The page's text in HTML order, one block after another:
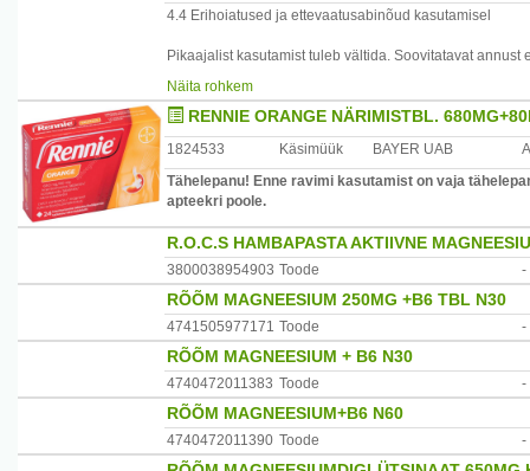
4.4 Erihoiatused ja ettevaatusabinõud kasutamisel
Pikaajalist kasutamist tuleb vältida. Soovitatavat
Neerufunktsiooni kahjustusega patsientide puhul tuleb
kaltsium- ja magneesiumkarbonaadi kasutamisel
magneesiumisisaldust. Rennie tablette ei tohi kasutada
Pikaajaline suurte annuste manustamine võib
tohi võtta koos suure koguse piima või piimatoodetega.
suurendab neerukivide tekkeriski.
Päriliku fruktoositalumatuse, glükoos-galaktoos
puudulikkusega patsiendid ei tohi seda ravimit kasutada.
Näita rohkem
RENNIE ORANGE NÄRIMISTBL.
1824533 Käsimüük BAYER UAB
Tähelepanu! Enne ravimi kasutamist on vaja
apteekri poole.
R.O.C.S HAMBAPASTA AKTIIVNE
3800038954903 Toode -
RÕÕM MAGNEESIUM 250MG +B6 TBL N30
4741505977171 Toode -
RÕÕM MAGNEESIUM + B6 N30
4740472011383 Toode -
RÕÕM MAGNEESIUM+B6 N60
4740472011390 Toode -